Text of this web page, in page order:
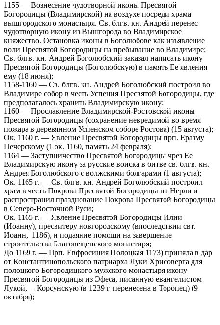
1155 — Вознесение чудотворной иконы Пресвятой
Богородицы (Владимирской) на воздухе посреди храма
вышгородского монастыря. Св. блгв. кн. Андрей перенес
чудотворную икону из Вышгорода во Владимирское
княжество. Остановка иконы в Боголюбове как изъявление
воли Пресвятой Богородицы на пребывание во Владимире;
Св. блгв. кн. Андрей Боголюбский заказал написать икону
Пресвятой Богородицы (Боголюбскую) в память Ее явления
ему (18 июня);
1158-1160 — Св. блгв. кн. Андрей Боголюбский построил во
Владимире собор в честь Успения Пресвятой Богородицы, где
предполагалось хранить Владимирскую икону;
1160 — Прославление Владимирской-Ростовской иконы
Пресвятой Богородицы (сохранение невредимой во время
пожара в деревянном Успенском соборе Ростова) (15 августа);
Ок. 1160 г. — Явление Пресвятой Богородицы прп. Еразму
Печерскому (1 ок. 1160, память 24 февраля);
1164 — Заступничество Пресвятой Богородицы чрез Ее
Владимирскую икону за русские войска в битве св. блгв. кн.
Андрея Боголюбского с волжскими болгарами (1 августа);
Ок. 1165 г. — Св. блгв. кн. Андрей Боголюбский построил
храм в честь Покрова Пресвятой Богородицы на Нерли и
распространил празднование Покрова Пресвятой Богородицы
в Северо-Восточной Руси;
Ок. 1165 г. — Явление Пресвятой Богородицы Илии
(Иоанну), пресвитеру новгородскому (впоследствии свт.
Иоанн, 1186), и подаяние помощи на завершение
строительства Благовещенского монастиря;
До 1169 г. — Прп. Евфросиния Полоцкая 1173) приняла в дар
от Константинопольского патриарха Луки Хрисоверга для
полоцкого Богородицкого мужского монастыря икону
Пресвятой Богородицы из Эфеса, писанную евангелистом
Лукой,— Корсунскую (в 1239 г. перенесена в Торопец) (9
октября);